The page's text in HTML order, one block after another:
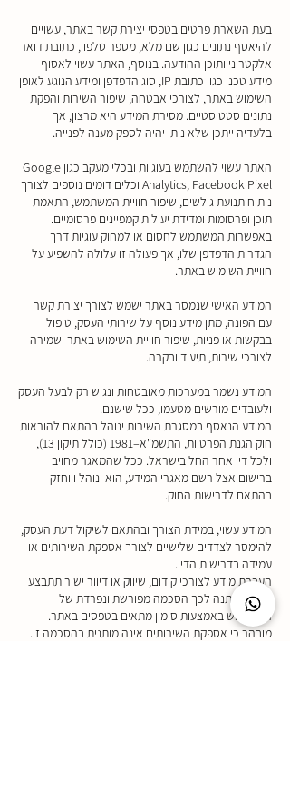
בעת השארת פרטים בטפסי יצירת קשר באתר, עשויים
להיאסף נתונים כגון שם מלא, מספר טלפון, כתובת דואר
אלקטרוני ותוכן ההודעה. בנוסף, האתר עשוי לאסוף
מידע טכני כגון כתובת IP, סוג הדפדפן ומידע הנוגע לאופן
השימוש באתר, לצורכי אבטחה, שיפור השירות והפקת
נתונים סטטיסטיים. מסירת המידע היא מרצון, אך
בלעדיה ייתכן שלא ניתן יהיה לספק מענה לפנייה.
האתר עשוי להשתמש בעוגיות ובכלי מעקב כגון Google
Analytics, Facebook Pixel וכלים דומים נוספים לצורך
ניתוח תנועת גולשים, שיפור חוויית המשתמש, התאמת
תוכן ופרסומות ומדידת יעילות קמפיינים פרסומיים.
באפשרות המשתמש לחסום או למחוק עוגיות דרך
הגדרות הדפדפן שלו, אך פעולה זו עלולה להשפיע על
חוויית השימוש באתר.
המידע האישי שנמסר באתר ישמש לצורך יצירת קשר
עם הפונה, מתן מידע נוסף על שירותי העסק, טיפול
בבקשות או פניות, שיפור חוויית השימוש באתר ושמירה
לצורכי שירות, תיעוד ובקרה.
המידע נשמר במערכות מאובטחות ונגיש רק לבעל העסק
ולעובדים מורשים מטעמו, ככל שישנם.
המידע הנאסף במסגרת השירות ינוהל בהתאם להוראות
חוק הגנת הפרטיות, התשמ"א–1981 (כולל תיקון 13),
ולכל דין אחר החל בישראל. ככל שהמאגר מחויב
ברישום אצל רשם מאגרי המידע, הוא ינוהל ויוחזק
בהתאם לדרישות החוק.
המידע עשוי, במידת הצורך ובהתאם לשיקול דעת העסק,
להימסר לצדדים שלישיים לצורך אספקת השירותים או
עמידה בדרישות הדין.
העברת מידע לצורכי קידום, שיווק או דיוור ישיר תתבצע
רק אם ניתנה לכך הסכמה מפורשת ונפרדת של
המשתמש באמצעות סימון מתאים בטפסים באתר.
מובהר כי אספקת השירותים אינה מותנית בהסכמה זו.